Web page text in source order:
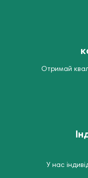
Отримай
У нас